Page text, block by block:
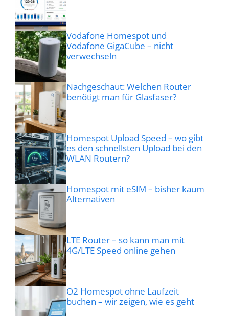
Vodafone Homespot und
Vodafone GigaCube – nicht
verwechseln
Nachgeschaut: Welchen Router
benötigt man für Glasfaser?
Homespot Upload Speed – wo gibt
es den schnellsten Upload bei den
WLAN Routern?
Homespot mit eSIM – bisher kaum
Alternativen
LTE Router – so kann man mit
4G/LTE Speed online gehen
O2 Homespot ohne Laufzeit
buchen – wir zeigen, wie es geht